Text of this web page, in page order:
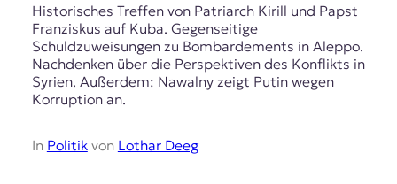
Historisches Treffen von Patriarch Kirill und Papst
Franziskus auf Kuba. Gegenseitige
Schuldzuweisungen zu Bombardements in Aleppo.
Nachdenken über die Perspektiven des Konflikts in
Syrien. Außerdem: Nawalny zeigt Putin wegen
Korruption an.
In Politikvon Lothar Deeg